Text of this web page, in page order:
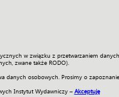
w związku z przetwarzaniem
zwane także RODO).
danych osobowych. Prosimy o
Instytut Wydawniczy – Akceptuję
Wideo ENGLISH SKLEP